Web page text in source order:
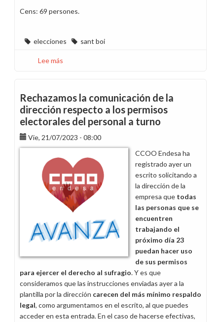
Cens: 69 persones.
elecciones sant boi
Lee más
eleccions
a
Sant
Boi
Rechazamos la comunicación de la
dirección respecto a los permisos
electorales del personal a turno
Vie, 21/07/2023 - 08:00
CCOO Endesa ha
registrado ayer un
escrito solicitando a
la dirección de la
empresa que todas
las personas que se
encuentren
trabajando el
próximo día 23
puedan hacer uso
de sus permisos
para ejercer el derecho al sufragio. Y es que
consideramos que las instrucciones enviadas ayer a la
plantilla por la dirección carecen del más mínimo respaldo
legal, como argumentamos en el escrito, al que puedes
acceder en esta entrada. En el caso de hacerse efectivas,